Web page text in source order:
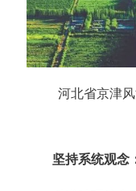
河北省京津风
坚持系统观念